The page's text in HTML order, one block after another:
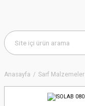
Anasayfa Sarf Malzemeler